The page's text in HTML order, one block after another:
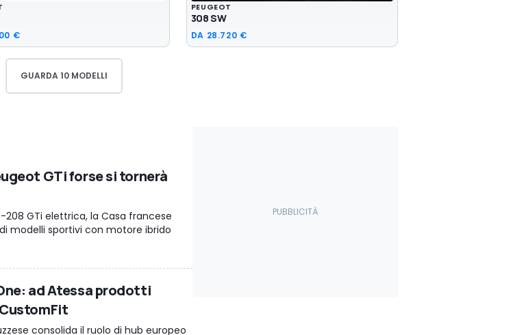
€
PEUGEOT
308 SW
DA 28.720 €
GUARDA 10 MODELLI
GTi forse si tornerà
208 GTi elettrica, la Casa francese
modelli sportivi con motore ibrido
ad Atessa prodotti
consolida il ruolo di hub europeo